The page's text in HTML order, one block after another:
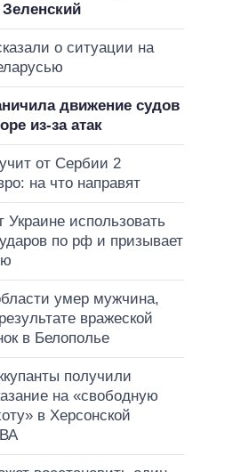
о ситуации на
движение судов
из-за атак
от Сербии 2
на что направят
Украине использовать
по рф и призывает
умер мужчина,
вражеской
в Белополье
получили
на «свободную
в Херсонской